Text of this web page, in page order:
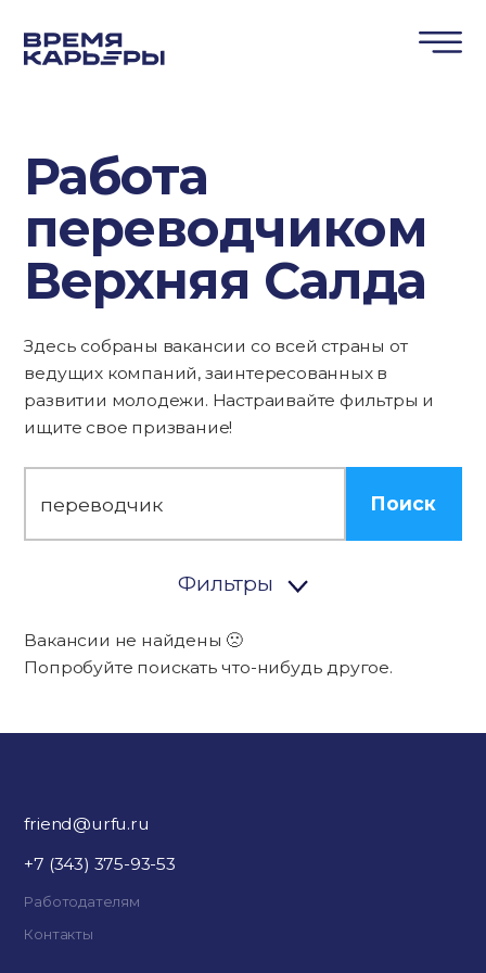
Работа
переводчиком
Верхняя Салда
Здесь собраны вакансии со всей страны от
ведущих компаний, заинтересованных в
развитии молодежи. Настраивайте фильтры и
ищите свое призвание!
Поиск
Фильтры
Вакансии не найдены 🙁
Попробуйте поискать что-нибудь другое.
friend@urfu.ru
+7 (343) 375-93-53
Работодателям
Контакты